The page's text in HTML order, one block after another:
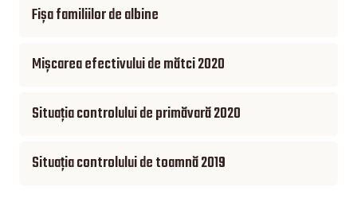
Fișa familiilor de albine
Mișcarea efectivului de mătci 2020
Situația controlului de primăvară 2020
Situația controlului de toamnă 2019